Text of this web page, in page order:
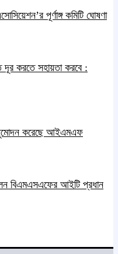
পূর্ণাঙ্গ কমিটি ঘোষণা
দূর করতে সহায়তা করবে :
করেছে আইএমএফ
বিএমএসএফের আইটি প্রধান